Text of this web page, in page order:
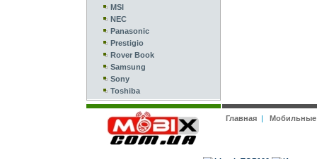
MSI
NEC
Panasonic
Prestigio
Rover Book
Samsung
Sony
Toshiba
Главная|